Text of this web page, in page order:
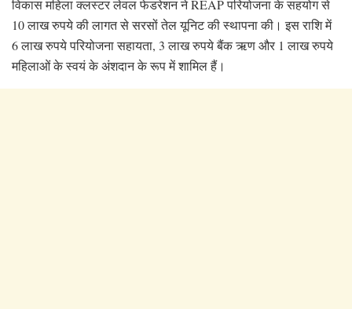
विकास महिला क्लस्टर लेवल फेडरेशन ने REAP परियोजना के सहयोग से
10 लाख रुपये की लागत से सरसों तेल यूनिट की स्थापना की। इस राशि में
6 लाख रुपये परियोजना सहायता, 3 लाख रुपये बैंक ऋण और 1 लाख रुपये
महिलाओं के स्वयं के अंशदान के रूप में शामिल हैं।